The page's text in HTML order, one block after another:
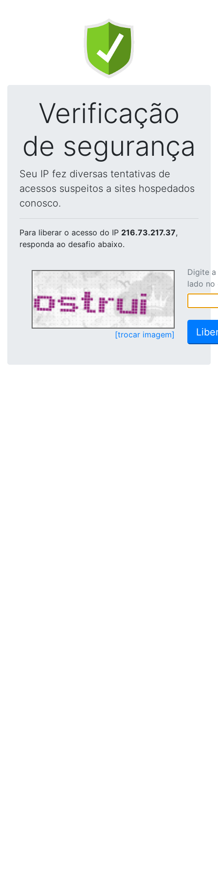
Verificação
de segurança
Seu IP fez diversas tentativas de
acessos suspeitos a sites hospedados
conosco.
Para liberar o acesso do IP 216.73.217.37,
responda ao desafio abaixo.
[trocar imagem]
Digite
lado no